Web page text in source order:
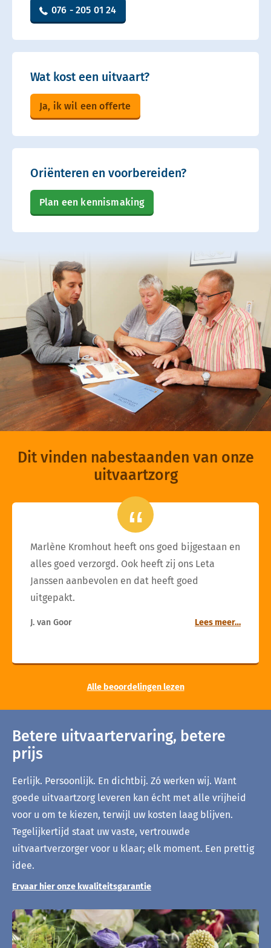
076 - 205 01 24
Wat kost een uitvaart?
Ja, ik wil een offerte
Oriënteren en voorbereiden?
Plan een kennismaking
Dit vinden nabestaanden van onze
uitvaartzorg
Marlène Kromhout heeft ons goed bijgestaan en
alles goed verzorgd. Ook heeft zij ons Leta
Janssen aanbevolen en dat heeft goed
uitgepakt.
J. van Goor Lees meer…
Alle beoordelingen lezen
Betere uitvaartervaring, betere
prijs
Eerlijk. Persoonlijk. En dichtbij. Zó werken wij. Want
goede uitvaartzorg leveren kan écht met alle vrijheid
voor u om te kiezen, terwijl uw kosten laag blijven.
Tegelijkertijd staat uw vaste, vertrouwde
uitvaartverzorger voor u klaar; elk moment. Een prettig
idee.
Ervaar hier onze kwaliteitsgarantie